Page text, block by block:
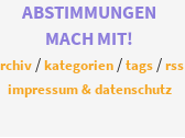
ABSTIMMUNGEN
MACH MIT!
kategorien tags
impressum & datenschutz